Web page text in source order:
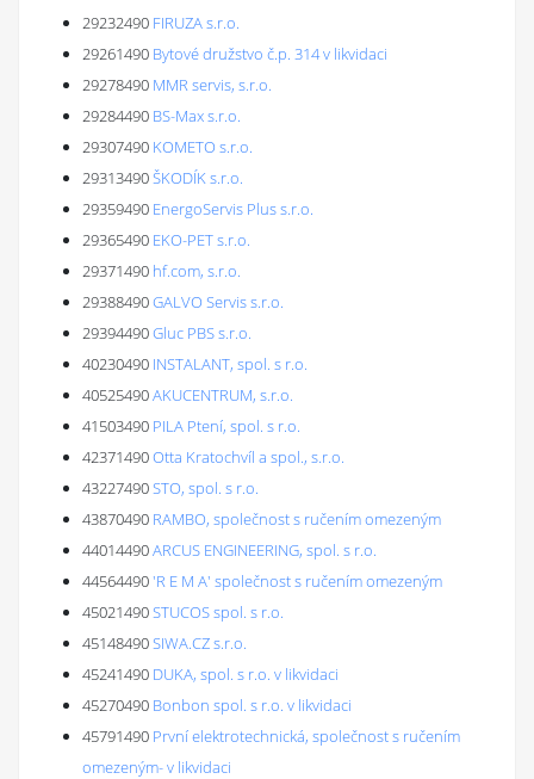
29232490 FIRUZA s.r.o.
29261490 Bytové družstvo č.p. 314 v likvidaci
29278490 MMR servis, s.r.o.
29284490 BS-Max s.r.o.
29307490 KOMETO s.r.o.
29313490ŠKODÍK s.r.o.
29359490 EnergoServis Plus s.r.o.
29365490 EKO-PET s.r.o.
29371490 hf.com, s.r.o.
29388490GALVO Servis s.r.o.
29394490Gluc PBS s.r.o.
40230490 INSTALANT, spol. s r.o.
40525490AKUCENTRUM, s.r.o.
41503490 PILA Ptení, spol. s r.o.
42371490Otta Kratochvíl a spol., s.r.o.
43227490STO, spol. s r.o.
43870490 RAMBO, společnost s ručením omezeným
44014490ARCUS ENGINEERING, spol. s r.o.
44564490'R E M A' společnost s ručením omezeným
45021490STUCOS spol. s r.o.
45148490SIWA.CZ s.r.o.
45241490 DUKA, spol. s r.o. v likvidaci
45270490 Bonbon spol. s r.o. v likvidaci
45791490 První elektrotechnická, společnost s ručením
omezeným- v likvidaci